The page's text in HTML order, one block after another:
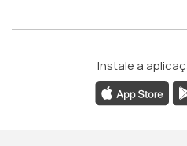
Instale a